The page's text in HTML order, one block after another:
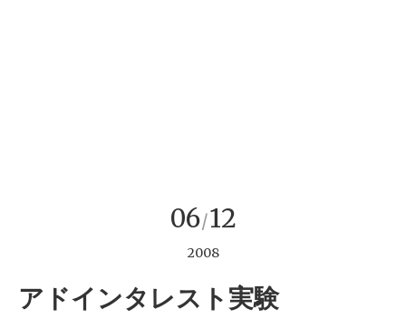
06/12
2008
アドインタレスト実験